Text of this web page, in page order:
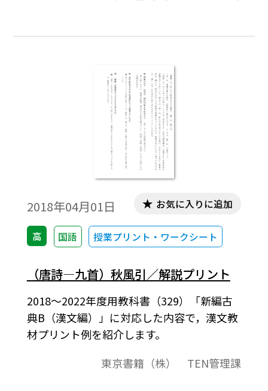
2018年04月01日
高 国語 授業プリント・ワークシート
お気に入りに追加
（唐詩―九首）秋風引／解説プリント
2018～2022年度用教科書（329）「新編古
典B（漢文編）」に対応した内容で，漢文教
材プリント例を紹介します。
東京書籍（株） TEN管理課